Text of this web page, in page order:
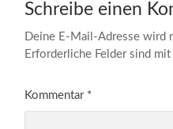
Schreibe einen
Deine E-Mail-Adresse wird
Erforderliche Felder sind mit
Kommentar *